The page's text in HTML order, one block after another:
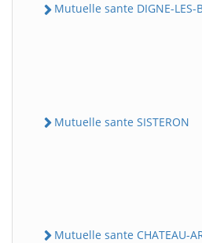
Mutuelle sante DIGNE-LES-
Mutuelle sante SISTERON
Mutuelle sante CHATEAU-